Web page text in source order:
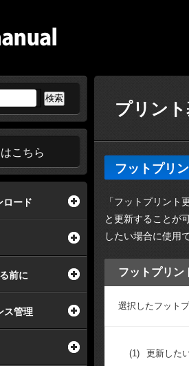
こちら
ロード
前に
ス管理
プリン
フットプリ
「フットプリン
と更新することが
したい場合に使用
フットプリン
選択したフット
(1) 更新した